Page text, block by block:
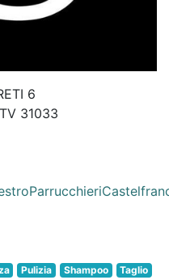
6
31033
Pulizia Shampoo Taglio